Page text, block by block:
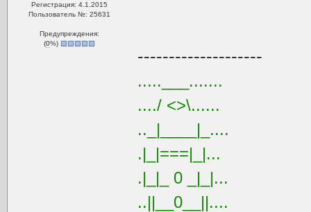
Регистрация: 4.1.2015
Пользователь №: 25631
Предупреждения:
(0%)
--------------------
.....___.......
..../ <>\......
.._|____|_....
.|_|===|_|...
.|_|_ 0 _|_|...
..||__0__||....